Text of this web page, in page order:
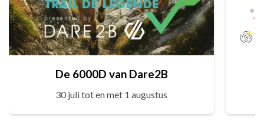
De 6000D van Dare2B
30 juli tot en met 1 augustus